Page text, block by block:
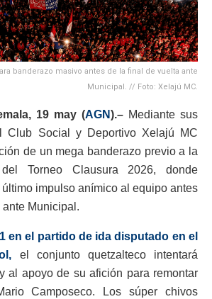
banderazo masivo antes de la final de vuelta ante
Municipal. // Foto: Xelajú MC.
19 may (AGN).– Mediante sus
Club Social y Deportivo Xelajú MC
de un mega banderazo previo a la
Torneo Clausura 2026, donde
impulso anímico al equipo antes
Municipal.
en el partido de ida disputado en el
el conjunto quetzalteco intentará
al apoyo de su afición para remontar
Camposeco. Los súper chivos